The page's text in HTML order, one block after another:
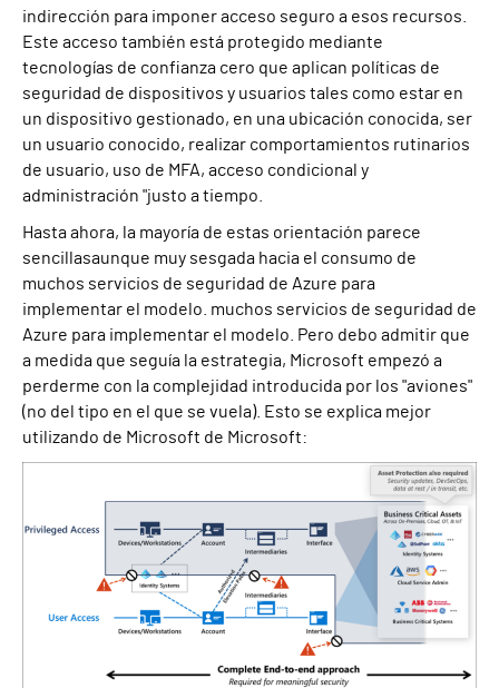
indirección para imponeracceso seguro a esos recursos.
Este acceso también está protegido mediante
tecnologías de confianza cero que aplican políticas de
seguridad de dispositivos y usuarios tales como estar en
un dispositivo gestionado, en una ubicación conocida, ser
un usuario conocido, realizar comportamientos rutinarios
de usuario, uso de MFA, acceso condicional y
administración "justo a tiempo
Hasta ahora, la mayoría de estas orientación parece
sencillasaunque muy sesgada hacia el consumo de
muchos servicios de seguridad de Azure para
implementar el modelo. muchos servicios de seguridad de
Azure para implementar el modelo. Pero debo admitir que
a medida que seguía la estrategia, Microsoft empezó a
perderme con la complejidad introducida por los "aviones"
(no del tipo en el que se vuela). Esto se explica mejor
utilizando de Microsoft de Microsoft: